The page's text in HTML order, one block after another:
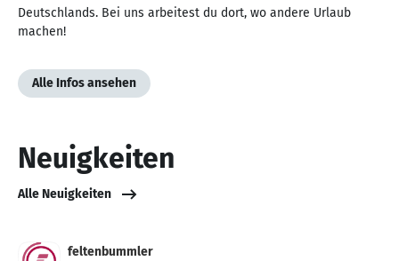
Deutschlands. Bei uns arbeitest du dort, wo andere Urlaub
machen!
Alle Infos ansehen
Neuigkeiten
Alle Neuigkeiten
feltenbummler